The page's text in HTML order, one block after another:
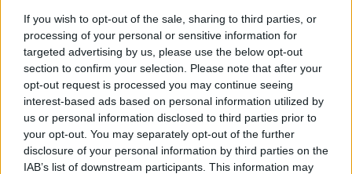
If you wish to opt-out of the sale, sharing to third parties, or
processing of your personal or sensitive information for
targeted advertising by us, please use the below opt-out
section to confirm your selection. Please note that after your
opt-out request is processed you may continue seeing
interest-based ads based on personal information utilized by
us or personal information disclosed to third parties prior to
your opt-out. You may separately opt-out of the further
disclosure of your personal information by third parties on the
IAB’s list of downstream participants. This information may